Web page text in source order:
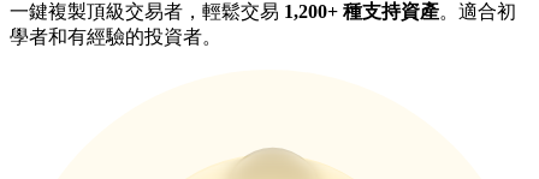
BitMart 用戶遷移專享
一鍵複製頂級交易者，輕鬆交易 1,200+ 種支持資產。適合初
學者和有經驗的投資者。